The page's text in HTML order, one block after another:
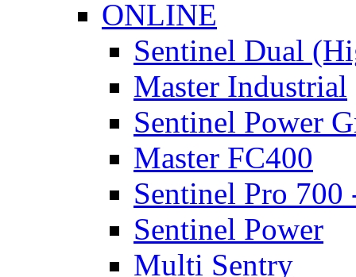
ONLINE
Sentinel Dual
Master Industrial
Sentinel Power
Master FC400
Sentinel Pro 700
Sentinel Power
Multi Sentry